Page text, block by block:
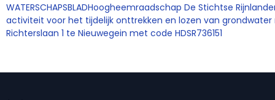
WATERSCHAPSBLADHoogheemraadschap De Stichtse
activiteit voor het tijdelijk onttrekken en lozen van grondwater
Richterslaan 1 te Nieuwegein met code HDSR736151